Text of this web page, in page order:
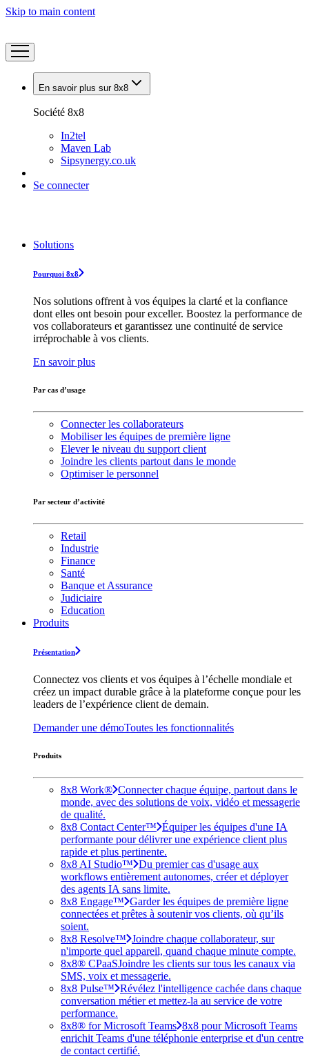
Skip to main content
En savoir plus sur 8x8
Société 8x8
In2tel
Maven Lab
Sipsynergy.co.uk
Se connecter
Solutions
Pourquoi 8x8
Nos solutions offrent à vos équipes la clarté et la confiance
dont elles ont besoin pour exceller. Boostez la performance de
vos collaborateurs et garantissez une continuité de service
irréprochable à vos clients.
En savoir plus
Par cas d’usage
Connecter les collaborateurs
Mobiliser les équipes de première ligne
Elever le niveau du support client
Joindre les clients partout dans le monde
Optimiser le personnel
Par secteur d’activité
Retail
Industrie
Finance
Santé
Banque et Assurance
Judiciaire
Education
Produits
Présentation
Connectez vos clients et vos équipes à l’échelle mondiale et
créez un impact durable grâce à la plateforme conçue pour les
leaders de l’expérience client de demain.
Demander une démoToutes les fonctionnalités
Produits
8x8 Work® Connecter chaque équipe, partout dans le
monde, avec des solutions de voix, vidéo et messagerie
de qualité.
8x8 Contact Center™ Équiper les équipes d'une IA
performante pour délivrer une expérience client plus
rapide et plus pertinente.
8x8 AI Studio™ Du premier cas d'usage aux
workflows entièrement autonomes, créer et déployer
des agents IA sans limite.
8x8 Engage™ Garder les équipes de première ligne
connectées et prêtes à soutenir vos clients, où qu’ils
soient.
8x8 Resolve™ Joindre chaque collaborateur, sur
n'importe quel appareil, quand chaque minute compte.
8x8® CPaaSJoindre les clients sur tous les canaux via
SMS, voix et messagerie.
8x8 Pulse™ Révélez l'intelligence cachée dans chaque
conversation métier et mettez-la au service de votre
performance.
8x8® for Microsoft Teams 8x8 pour Microsoft Teams
enrichit Teams d'une téléphonie enterprise et d'un centre
de contact certifié.